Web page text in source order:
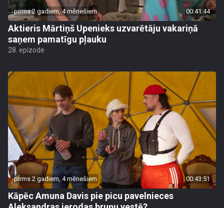
pirms 2 gadiem, 4 mēnešiem 00:41:44
Aktieris Mārtiņš Upenieks uzvarētāju vakariņā
saņem pamatīgu pļauku
28. epizode
pirms 2 gadiem, 4 mēnešiem 00:43:51
Kāpēc Amuna Davis pie picu pavelnieces